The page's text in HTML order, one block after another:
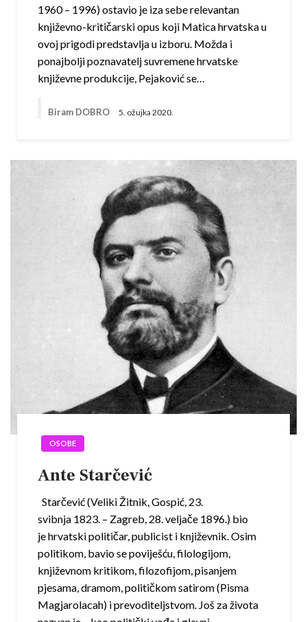
1960 – 1996) ostavio je iza sebe relevantan
književno-kritičarski opus koji Matica hrvatska u
ovoj prigodi predstavlja u izboru. Možda i
ponajbolji poznavatelj suvremene hrvatske
književne produkcije, Pejaković se…
Biram DOBRO 5. ožujka 2020.
OSOBE
Ante Starčević
Starčević (Veliki Žitnik, Gospić, 23.
svibnja 1823. – Zagreb, 28. veljače 1896.) bio
je hrvatski političar, publicist i književnik. Osim
politikom, bavio se poviješću, filologijom,
književnom kritikom, filozofijom, pisanjem
pjesama, dramom, političkom satirom (Pisma
Magjarolacah) i prevoditeljstvom. Još za života